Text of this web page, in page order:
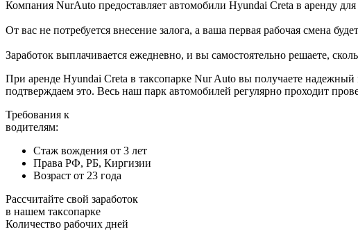
Компания NurAuto предоставляет автомобили Hyundai Creta в аренду
От вас не потребуется внесение залога, а ваша первая рабочая смена
Заработок выплачивается ежедневно, и вы самостоятельно решаете,
При аренде Hyundai Creta в таксопарке Nur Auto вы получаете
подтверждаем это. Весь наш парк автомобилей регулярно проходит
Требования к
водителям:
Стаж вождения от 3 лет
Права РФ, РБ, Киргизии
Возраст от 23 года
Рассчитайте свой заработок
в нашем таксопарке
Количество рабочих дней